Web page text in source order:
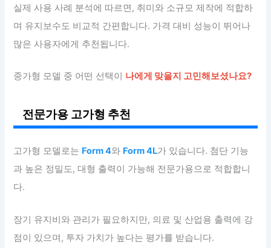
실제 사용 사례 분석에 따르면, 취미와 소규모 제작에 적합하
며 유지보수도 비교적 간편합니다. 가격 대비 성능이 뛰어나
많은 사용자에게 추천됩니다.
중가형 모델 중 어떤 선택이 나에게 맞을지 고민해보셨나요?
전문가용 고가형 추천
고가형 모델로는 Form 4와 Form 4L가 있습니다. 첨단 기능
과 높은 정밀도, 대형 출력이 가능해 전문가용으로 적합합니
다.
장기 유지비와 관리가 필요하지만, 의료 및 산업용 출력에 강
점이 있으며, 투자 가치가 높다는 평가를 받습니다.